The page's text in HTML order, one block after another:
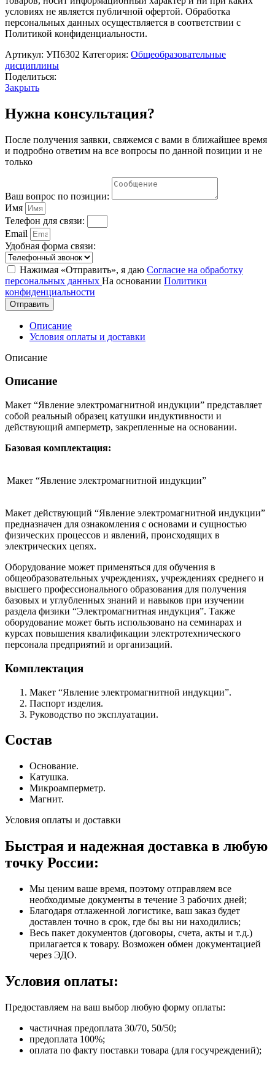
условиях не является публичной офертой. Обработка
персональных данных осуществляется в соответствии с
Политикой конфиденциальности.
Артикул: УП6302 Категория: Общеобразовательные
дисциплины
Поделиться:
Закрыть
Нужна консультация?
После получения заявки, свяжемся с вами в ближайшее время
и подробно ответим на все вопросы по данной позиции и не
только
Ваш вопрос по позиции:
Имя
Телефон для связи:
Email
Удобная форма связи:
Нажимая «Отправить», я даю Согласие на обработку
персональных данных На основании Политики
конфиденциальности
Отправить
Описание
Условия оплаты и доставки
Описание
Описание
Макет “Явление электромагнитной индукции” представляет
собой реальный образец катушки индуктивности и
действующий амперметр, закрепленные на основании.
Базовая комплектация:
Макет “Явление электромагнитной индукции”
Макет действующий “Явление электромагнитной индукции”
предназначен для ознакомления с основами и сущностью
физических процессов и явлений, происходящих в
электрических цепях.
Оборудование может применяться для обучения в
общеобразовательных учреждениях, учреждениях среднего и
высшего профессионального образования для получения
базовых и углубленных знаний и навыков при изучении
раздела физики “Электромагнитная индукция”. Также
оборудование может быть использовано на семинарах и
курсах повышения квалификации электротехнического
персонала предприятий и организаций.
Комплектация
Макет “Явление электромагнитной индукции”.
Паспорт изделия.
Руководство по эксплуатации.
Состав
Основание.
Катушка.
Микроамперметр.
Магнит.
Условия оплаты и доставки
Быстрая и надежная доставка в любую
точку России:
Мы ценим ваше время, поэтому отправляем все
необходимые документы в течение 3 рабочих дней;
Благодаря отлаженной логистике, ваш заказ будет
доставлен точно в срок, где бы вы ни находились;
Весь пакет документов (договоры, счета, акты и т.д.)
прилагается к товару. Возможен обмен документацией
через ЭДО.
Условия оплаты:
Предоставляем на ваш выбор любую форму оплаты:
частичная предоплата 30/70, 50/50;
предоплата 100%;
оплата по факту поставки товара (для госучреждений);